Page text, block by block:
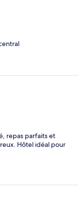
repas parfaits et
Hôtel idéal pour